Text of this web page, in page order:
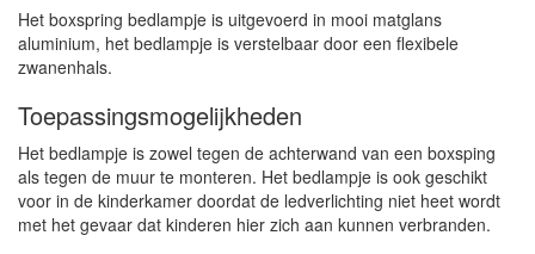
Het boxspring bedlampje is uitgevoerd in mooi matglans
aluminium, het bedlampje is verstelbaar door een flexibele
zwanenhals.
Toepassingsmogelijkheden
Het bedlampje is zowel tegen de achterwand van een boxsping
als tegen de muur te monteren. Het bedlampje is ook geschikt
voor in de kinderkamer doordat de ledverlichting niet heet wordt
met het gevaar dat kinderen hier zich aan kunnen verbranden.